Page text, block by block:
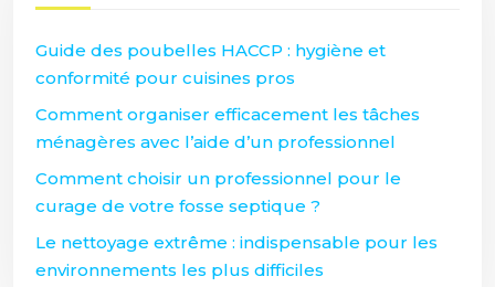
Guide des poubelles HACCP : hygiène et
conformité pour cuisines pros
Comment organiser efficacement les tâches
ménagères avec l’aide d’un professionnel
Comment choisir un professionnel pour le
curage de votre fosse septique ?
Le nettoyage extrême : indispensable pour les
environnements les plus difficiles